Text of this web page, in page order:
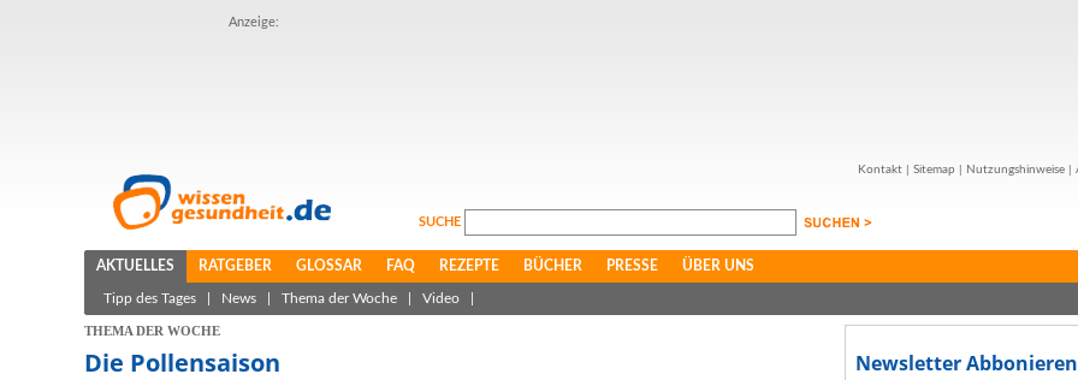
Anzeige:
Kontakt Sitemap Nutzungshinweise
SUCHE
AKTUELLES RATGEBER GLOSSAR FAQ REZEPTE BÜCHER PRESSE ÜBER UNS
Tipp des Tages News Thema der Woche Video
THEMA DER WOCHE
Die Pollensaison Newsletter Abbonieren